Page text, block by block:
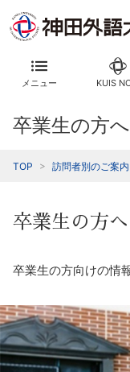
メニュー KUIS
卒業生の方へ
TOP 訪問者別のご案内
卒業生の方へ
卒業生の方向けの情